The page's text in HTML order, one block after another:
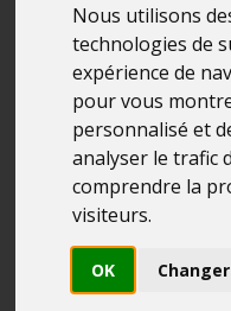
Nous utilisons
technologies de
expérience de
pour vous
personnalisé et
analyser le trafic
comprendre la
visiteurs.
OK